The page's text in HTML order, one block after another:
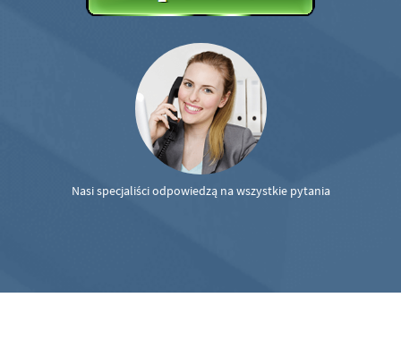
Nasi specjaliści odpowiedzą na wszystkie pytania